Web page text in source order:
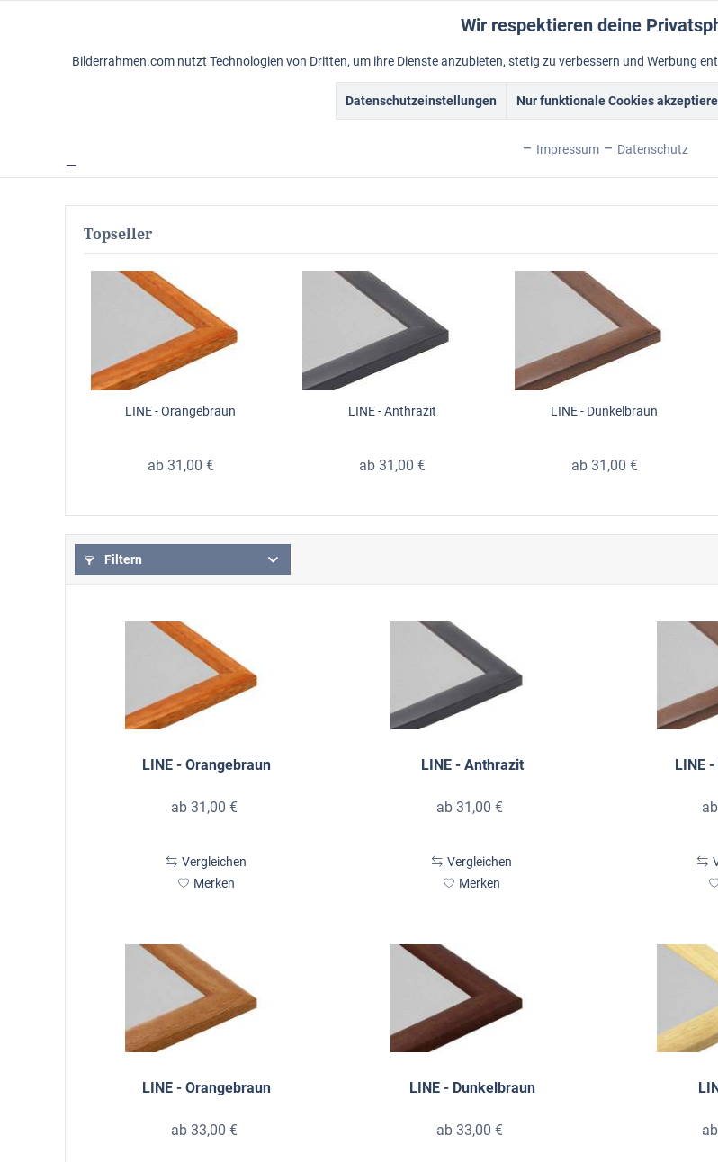
Vintagerahmen Barockrahmen Schattenfugenrahmen
Topseller
LINE - Orangebraun
ab 31,00 €
LINE - Anthrazit
ab 31,00 €
LINE - Dunkelbraun
ab 31,00 €
Filtern
LINE - Orangebraun
ab 31,00 €
Vergleichen
Merken
LINE - Anthrazit
ab 31,00 €
Vergleichen
Merken
LINE
LINE - Orangebraun
ab 33,00 €
LINE - Dunkelbraun
ab 33,00 €
Service
Wir respektieren deine
Bilderrahmen.com nutzt Technologien von Dritten, um ihre Dienste anzubieten, stetig zu verbessern und Werbung
Datenschutzeinstellungen Nur funktionale Cookies
Impressum Datenschutz